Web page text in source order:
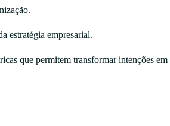
estratégia empresarial.
que permitem transformar intenções em